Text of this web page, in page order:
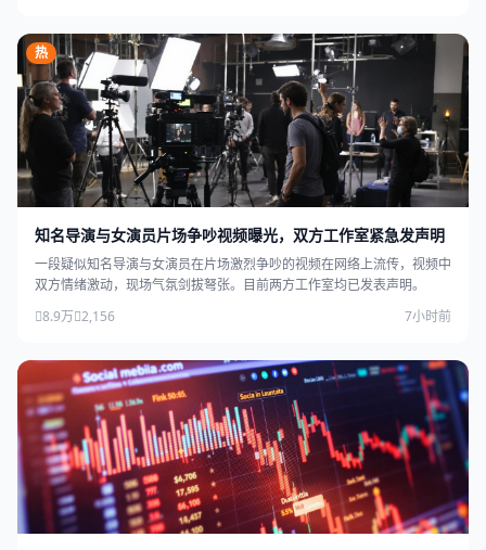
热
知名导演与女演员片场争吵视频曝光，双方工作室紧急发声明
一段疑似知名导演与女演员在片场激烈争吵的视频在网络上流传，视频中
双方情绪激动，现场气氛剑拔弩张。目前两方工作室均已发表声明。
8.9万 2,156 7小时前